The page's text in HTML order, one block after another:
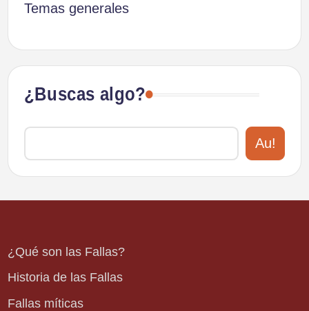
Temas generales
¿Buscas algo?
Au!
¿Qué son las Fallas?
Historia de las Fallas
Fallas míticas